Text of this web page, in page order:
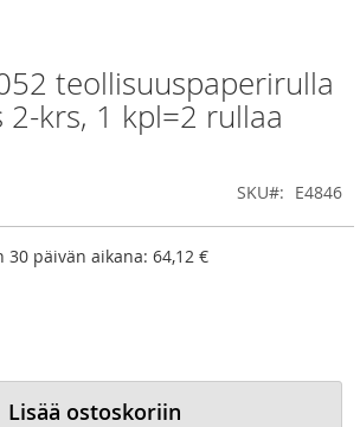
teollisuuspaperirulla
krs, 1 kpl=2 rullaa
SKU E4846
päivän aikana: 64,12 €
Lisää ostoskoriin